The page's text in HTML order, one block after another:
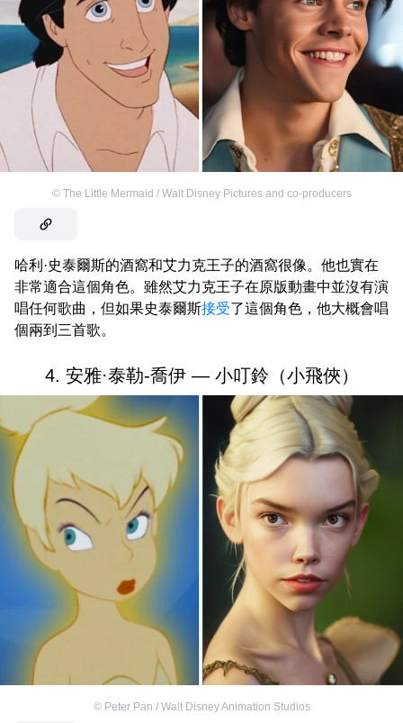
© The Little Mermaid / Walt Disney Pictures and co-producers
哈利·史泰爾斯的酒窩和艾力克王子的酒窩很像。他也實在
非常適合這個角色。雖然艾力克王子在原版動畫中並沒有演
唱任何歌曲，但如果史泰爾斯接受了這個角色，他大概會唱
個兩到三首歌。
4. 安雅·泰勒-喬伊 — 小叮鈴（小飛俠）
© Peter Pan / Walt Disney Animation Studios